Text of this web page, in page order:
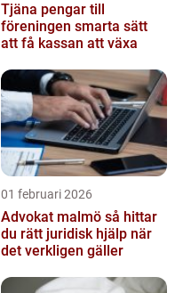
Tjäna pengar till
föreningen smarta sätt
att få kassan att växa
01 februari 2026
Advokat malmö så hittar
du rätt juridisk hjälp när
det verkligen gäller